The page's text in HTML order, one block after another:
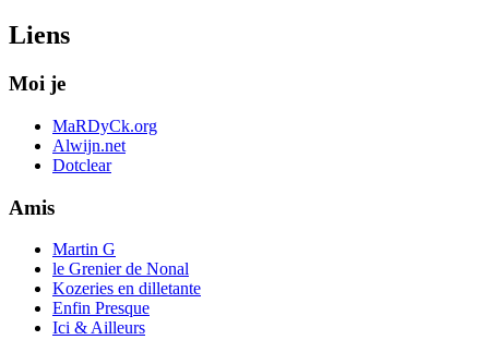
Liens
Moi je
MaRDyCk.org
Alwijn.net
Dotclear
Amis
Martin G
le Grenier de Nonal
Kozeries en dilletante
Enfin Presque
Ici & Ailleurs